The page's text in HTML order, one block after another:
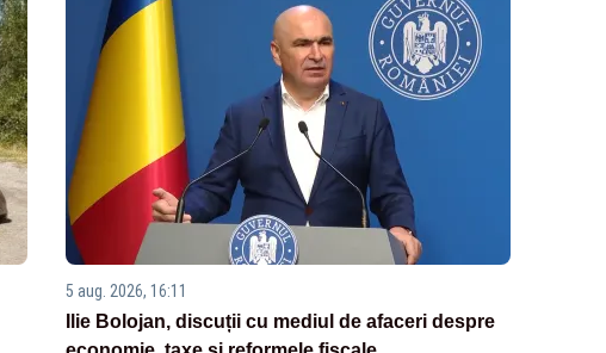
5 aug. 2026, 16:11
Ilie Bolojan, discuții cu mediul de afaceri despre